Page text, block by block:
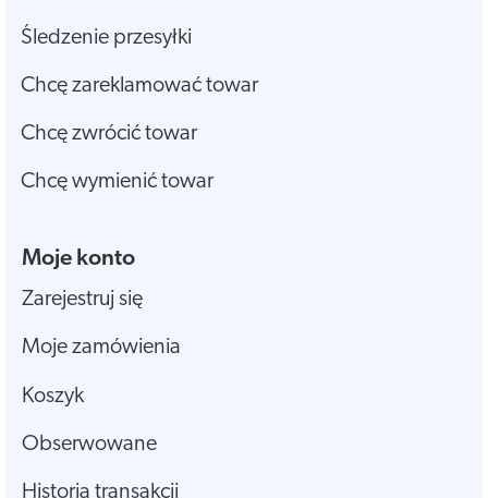
Śledzenie przesyłki
Chcę zareklamować towar
Chcę zwrócić towar
Chcę wymienić towar
Moje konto
Zarejestruj się
Moje zamówienia
Koszyk
Obserwowane
Historia transakcji